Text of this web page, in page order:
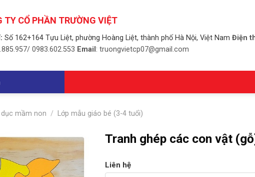
TY CỔ PHẦN TRƯỜNG VIỆT
Số 162+164 Tựu Liệt, phường Hoàng Liệt, thành phố Hà Nội, Việt Nam Điện
0983.602.553 Email : truongvietcp07@gmail.com
mầm non / Lớp mẫu giáo bé (3-4 tuổi)
Tranh ghép các con vật
Liên hệ